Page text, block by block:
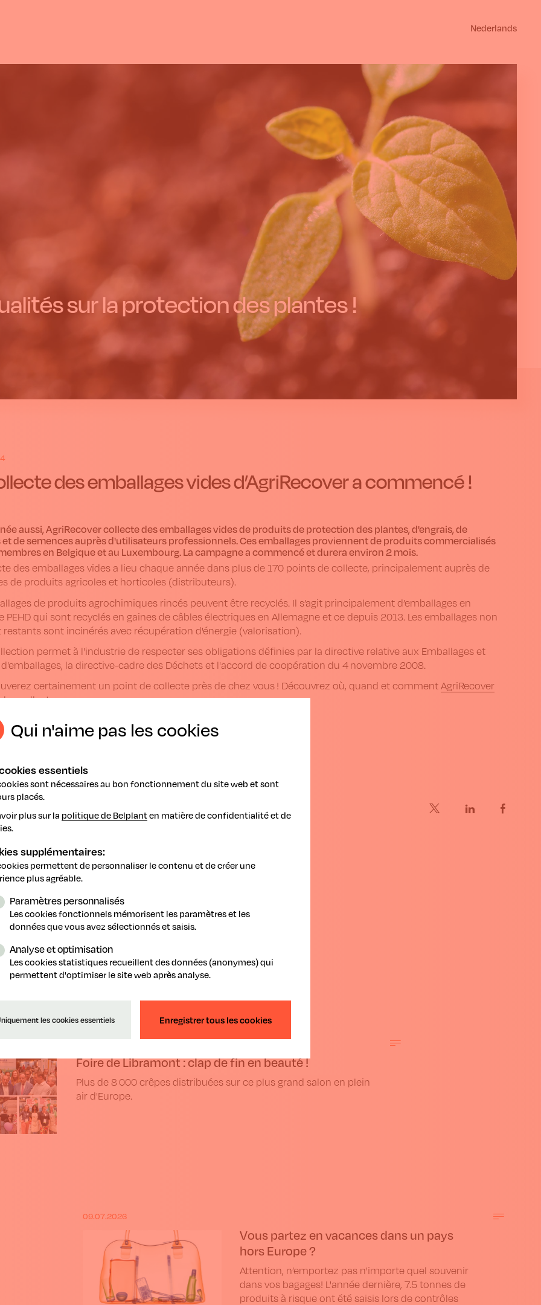
Nederlands
sur la protection des plantes !
des emballages vides d’AgriRecover a commencé !
aussi, AgriRecover collecte des emballages vides de produits de protection des plantes, d'engrais, de
de semences auprès d'utilisateurs professionnels. Ces emballages proviennent de produits commercialisés
en Belgique et au Luxembourg. La campagne a commencé et durera environ 2 mois.
des emballages vides a lieu chaque année dans plus de 170 points de collecte, principalement auprès de
de produits agricoles et horticoles (distributeurs).
de produits agrochimiques rincés peuvent être recyclés. Il s’agit principalement d’emballages en
PEHD qui sont recyclés en gaines de câbles électriques en Allemagne et ce depuis 2013. Les emballages non
restants sont incinérés avec récupération d'énergie (valorisation).
permet à l'industrie de respecter ses obligations définies par la directive relative aux Emballages et
la directive-cadre des Déchets et l'accord de coopération du 4 novembre 2008.
certainement un point de collecte près de chez vous ! Découvrez où, quand et comment AgriRecover
les collectes.
Foire de Libramont : clap de fin en beauté !
Plus de 8 000 crêpes distribuées sur ce plus grand salon en plein
air d'Europe.
09.07.2026
Vous partez en vacances dans un pays
hors Europe ?
Attention, n’emportez pas n'importe quel souvenir
dans vos bagages! L'année dernière, 7.5 tonnes de
produits à risque ont été saisis lors de contrôles
Qui n'aime pas les cookies
essentiels
sont nécessaires au bon fonctionnement du site web et sont
placés.
plus sur la politique de Belplanten matière de confidentialité et de
supplémentaires:
permettent de personnaliser le contenu et de créer une
plus agréable.
Paramètres personnalisés
Les cookies fonctionnels mémorisent les paramètres et les
données que vous avez sélectionnés et saisis.
Analyse et optimisation
Les cookies statistiques recueillent des données (anonymes) qui
permettent d'optimiser le site web après analyse.
les cookies essentiels Enregistrer tous les cookies